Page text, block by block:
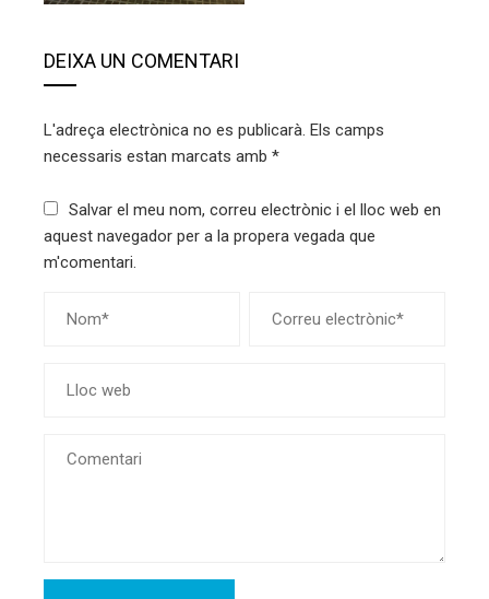
DEIXA UN COMENTARI
L'adreça electrònica no es publicarà. Els camps
necessaris estan marcats amb *
Salvar el meu nom, correu electrònic i el lloc web en
aquest navegador per a la propera vegada que
m'comentari.